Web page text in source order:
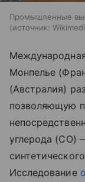
Промышленные
источник:
Монпелье
(Австралия)
позволяющую
углерода (CO)
Исследование